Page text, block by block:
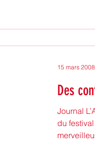
Des
Journal
du
15 mars 2008